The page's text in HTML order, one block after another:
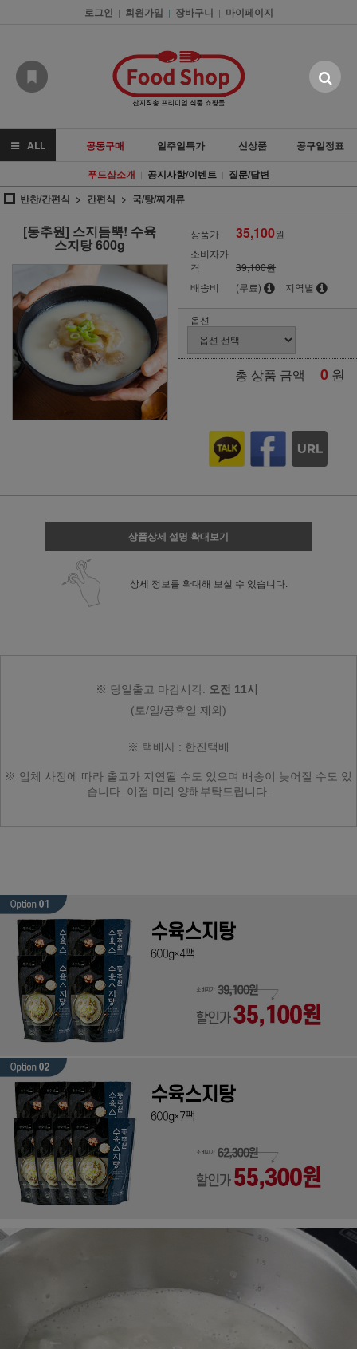
로그인 | 회원가입 | 장바구니 | 마이페이지
ALL 공동구매 일주일특가 신상품
공구일정표
푸드샵소개 | 공지사항/이벤트 | 질문/답변
반찬/간편식
간편식 국/탕/찌개류
[동추원] 스지듬뿍! 수육
스지탕 600g
상품가 35,100원
소비자가
격
39,100원
배송비
(무료) 지역별
옵션
총 상품 금액 0 원
상품상세 설명 확대보기
상세 정보를 확대해 보실 수 있습니다.
※ 당일출고 마감시각: 오전 11시
(토/일/공휴일 제외)
※ 택배사 : 한진택배
※ 업체 사정에 따라 출고가 지연될 수도 있으며 배송이 늦어질 수도 있
습니다. 이점 미리 양해부탁드립니다.